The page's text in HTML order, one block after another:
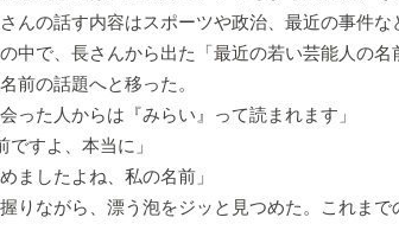
んの話す内容はスポーツや政治、最近の事件な
中で、長さんから出た「最近の若い芸能人の名
前の話題へと移った。
った人からは『みらい』って読まれます」
すよ、本当に」
ましたよね、私の名前」
りながら、漂う泡をジッと見つめた。これまで